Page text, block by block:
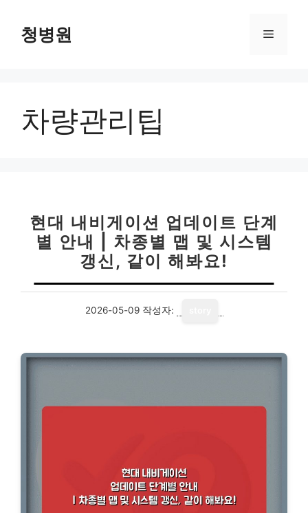
청병원 메
차량관리팁
현대 내비게이션 업데이트 단계
별 안내 | 차종별 맵 및 시스템
갱신, 같이 해봐요!
2026-05-09 작성자: